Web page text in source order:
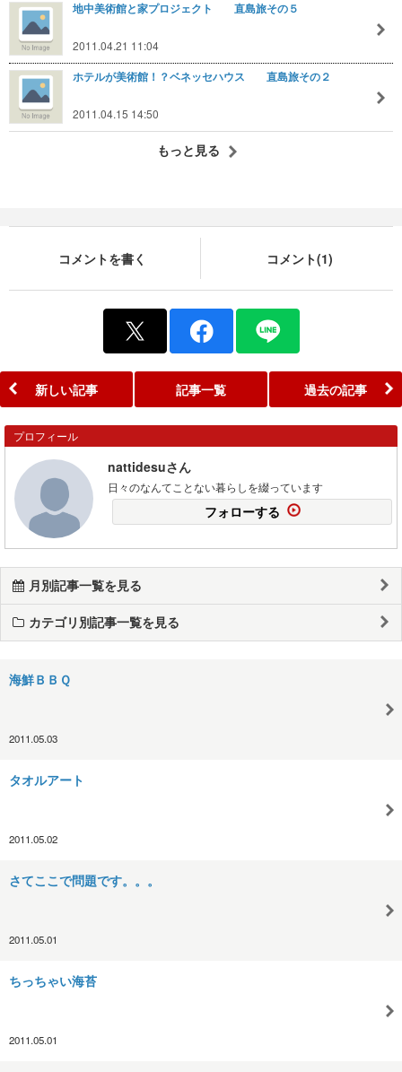
地中美術館と家プロジェクト 直島旅その５
2011.04.21 11:04
ホテルが美術館！？ベネッセハウス 直島旅その２
2011.04.15 14:50
もっと見る
コメントを書く コメント(1)
新しい記事 記事一覧 過去の記事
プロフィール
nattidesuさん
日々のなんてことない暮らしを綴っています
フォローする
月別記事一覧を見る
カテゴリ別記事一覧を見る
海鮮ＢＢＱ
2011.05.03
タオルアート
2011.05.02
さてここで問題です。。。
2011.05.01
ちっちゃい海苔
2011.05.01